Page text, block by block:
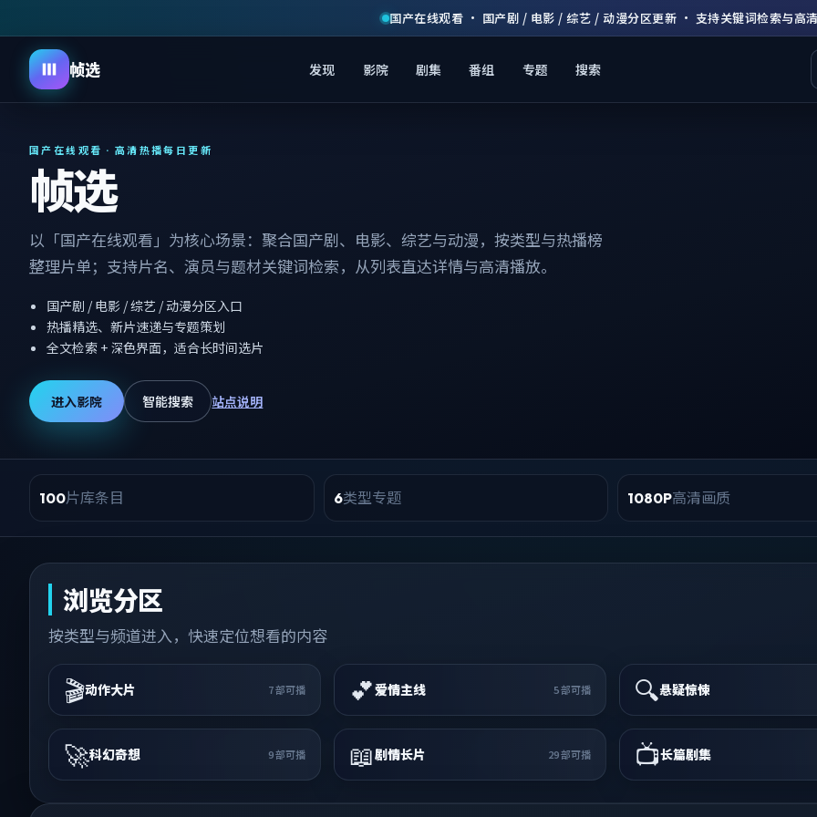
国产在线观看 · 国产剧 / 电影 / 综艺 / 动漫分区更新 · 支持关键词检索与高
帧选 发现 影院 剧集 番组 专题 搜索
国产在线观看 · 高清热播每日更新
帧选
以「国产在线观看」为核心场景：聚合国产剧、电影、综艺与动漫，按类型与热播榜
整理片单；支持片名、演员与题材关键词检索，从列表直达详情与高清播放。
国产剧 / 电影 / 综艺 / 动漫分区入口
热播精选、新片速递与专题策划
全文检索 + 深色界面，适合长时间选片
进入影院 智能搜索 站点说明
100片库条目 6类型专题 1080P高清画质
浏览分区
按类型与频道进入，快速定位想看的内容
🎬动作大片 7部可播 💕爱情主线 5部可播 🔍悬疑惊悚
🚀科幻奇想 9部可播 📖剧情长片 29部可播 📺长篇剧集